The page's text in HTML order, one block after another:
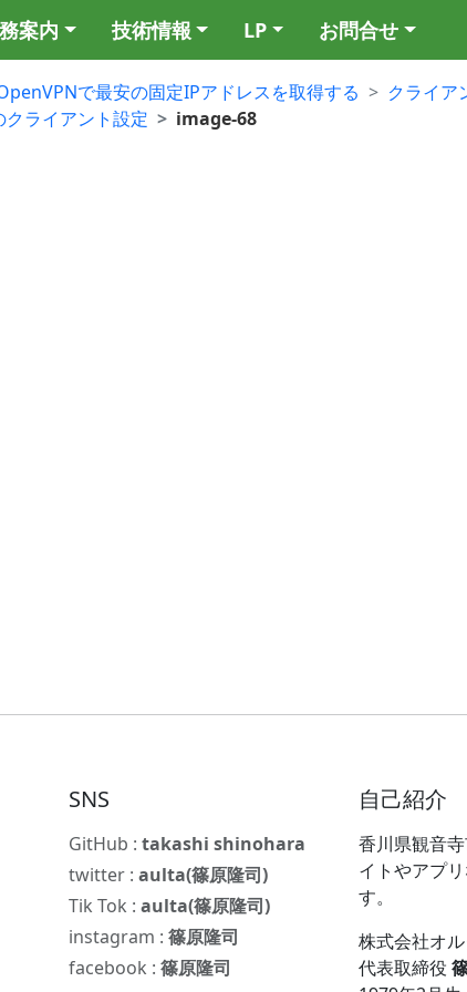
案内 技術情報 LP お問合せ
で最安の固定IPアドレスを取得する
クライア
ライアント設定
image-68
SNS
GitHub :takashi shinohara
twitter :aulta(篠原隆司)
Tik Tok :aulta(篠原隆司)
instagram :篠原隆司
facebook :篠原隆司
自己紹介
香川県観音
イトやアプ
す。
株式会社オ
代表取締役